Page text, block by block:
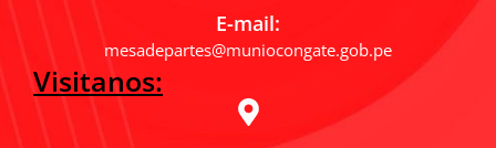
E-mail:
mesadepartes@muniocongate.gob.pe
Visitanos: